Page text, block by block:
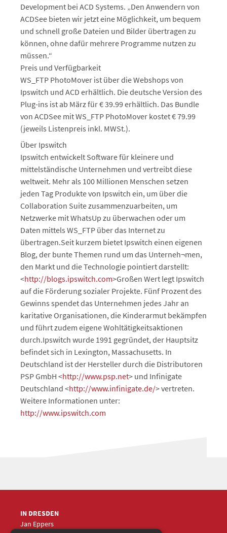
Development bei ACD Systems. „Den Anwendern von
ACDSee bieten wir jetzt eine Möglichkeit, um bequem
und schnell große Dateien und Bilder übertragen zu
können, ohne dafür mehrere Programme nutzen zu
müssen.“
Preis und Verfügbarkeit
WS_FTP PhotoMover ist über die Webshops von
Ipswitch und ACD erhältlich. Die deutsche Version des
Plug-ins ist ab März für € 39.99 erhältlich. Das Bundle
von ACDSee mit WS_FTP PhotoMover kostet € 79.99
(jeweils Listenpreis inkl. MWSt.).
Über Ipswitch
Ipswitch entwickelt Software für kleinere und
mittelständische Unternehmen und vertreibt diese
weltweit. Mehr als 100 Millionen Menschen setzen
jeden Tag Produkte von Ipswitch ein, um über die
Collaboration Suite zusammenzuarbeiten, um
Netzwerke mit WhatsUp zu überwachen oder um
Daten mittels WS_FTP über das Internet zu
übertragen.Seit kurzem bietet Ipswitch einen eigenen
Blog, der bunte Themen rund um das Unterneh¬men,
den Markt und die Technologie pointiert darstellt:
<http://blogs.ipswitch.com>Großen Wert legt Ipswitch
auf die Förderung sozialer Projekte. Fünf Prozent des
Gewinns spendet das Unternehmen jedes Jahr an
karitative Organisationen, die Kinderarmut bekämpfen
und führt zudem eigene Wohltätigkeitsaktionen
durch.Ipswitch wurde 1991 gegründet, der Hauptsitz
befindet sich in Lexington, Massachusetts. In
Deutschland ist der Hersteller durch die Distributoren
PSP GmbH <http://www.psp.net> und Infinigate
Deutschland <http://www.infinigate.de/> vertreten.
Weitere Informationen unter:
http://www.ipswitch.com
IN DRESDEN
Jan Eppers